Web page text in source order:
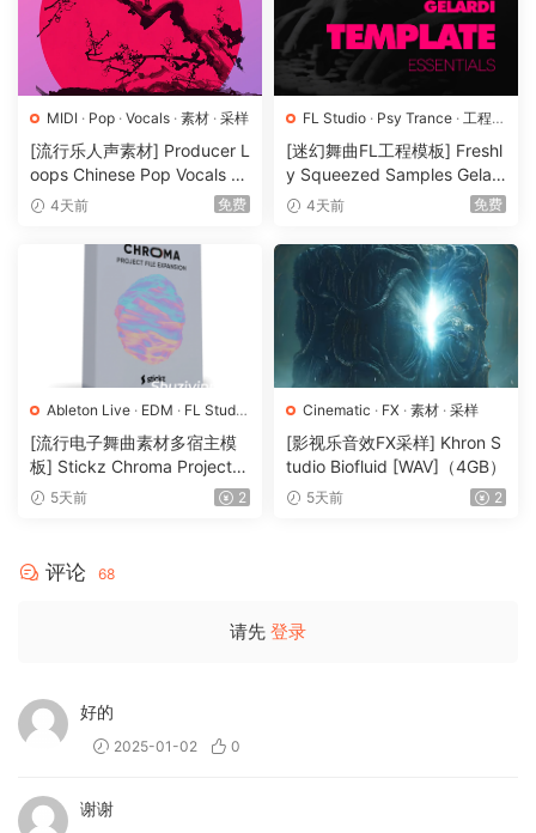
MIDI · Pop · Vocals · 素材 · 采样
[流行乐人声素材] Producer L
oops Chinese Pop Vocals Vo
l.1 [WAV, MiDi, REX]（3.21G
4天前 免费
FL Studio · Psy Trance · 工程·
素材
采样
[迷幻舞曲FL工程模板] Freshl
y Squeezed Samples Gelar
di Template Essentials Vol.1
4天前 免费
Ableton Live · EDM · FL Studio
· Logic Pro ·Pop · 工程· 素材
采样
[流行电子舞曲素材多宿主模
板] Stickz Chroma Project Fi
le Expansion（2.53GB）
5天前 2
Cinematic · FX · 素材 · 采样
[影视乐音效FX采样] Khron S
tudio Biofluid [WAV]（4GB）
5天前 2
评论 68
请先 登录
好的
2025-01-02 0
谢谢